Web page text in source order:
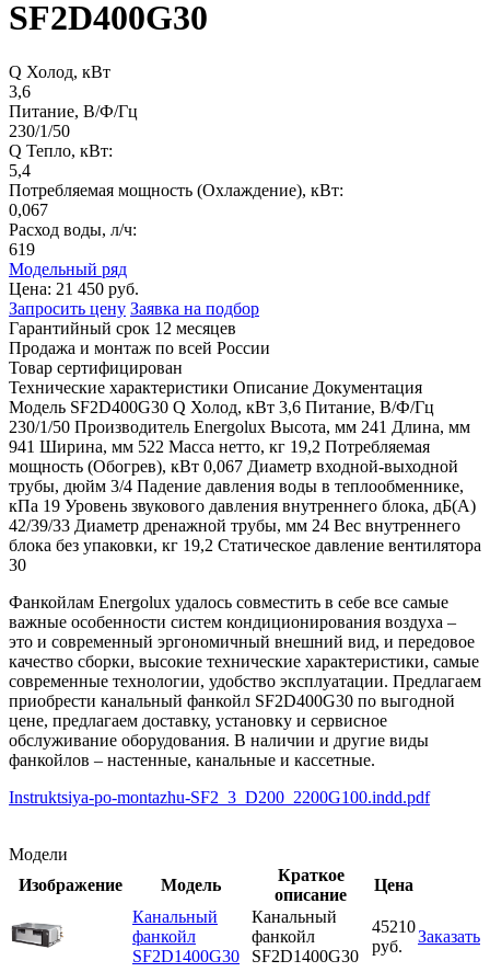
SF2D400G30
Q Холод, кВт
3,6
Питание, В/Ф/Гц
230/1/50
Q Тепло, кВт:
5,4
Потребляемая мощность (Охлаждение), кВт:
0,067
Расход воды, л/ч:
619
Модельный ряд
Цена: 21 450 руб.
Запросить цену Заявка на подбор
Гарантийный срок 12 месяцев
Продажа и монтаж по всей России
Товар сертифицирован
Технические характеристики Описание Документация
Модель SF2D400G30 Q Холод, кВт 3,6 Питание, В/Ф/Гц
230/1/50 Производитель Energolux Высота, мм 241 Длина, мм
941 Ширина, мм 522 Масса нетто, кг 19,2 Потребляемая
мощность (Обогрев), кВт 0,067 Диаметр входной-выходной
трубы, дюйм 3/4 Падение давления воды в теплообменнике,
кПа 19 Уровень звукового давления внутреннего блока, дБ(А)
42/39/33 Диаметр дренажной трубы, мм 24 Вес внутреннего
блока без упаковки, кг 19,2 Статическое давление вентилятора
30
Фанкойлам Energolux удалось совместить в себе все самые
важные особенности систем кондиционирования воздуха –
это и современный эргономичный внешний вид, и передовое
качество сборки, высокие технические характеристики, самые
современные технологии, удобство эксплуатации. Предлагаем
приобрести канальный фанкойл SF2D400G30 по выгодной
цене, предлагаем доставку, установку и сервисное
обслуживание оборудования. В наличии и другие виды
фанкойлов – настенные, канальные и кассетные.
Instruktsiya-po-montazhu-SF2_3_D200_2200G100.indd.pdf
Модели
Изображение
Модель
Краткое
описание
Цена
Канальный
фанкойл
SF2D1400G30
Канальный
фанкойл
SF2D1400G30
45210
руб.
Заказать